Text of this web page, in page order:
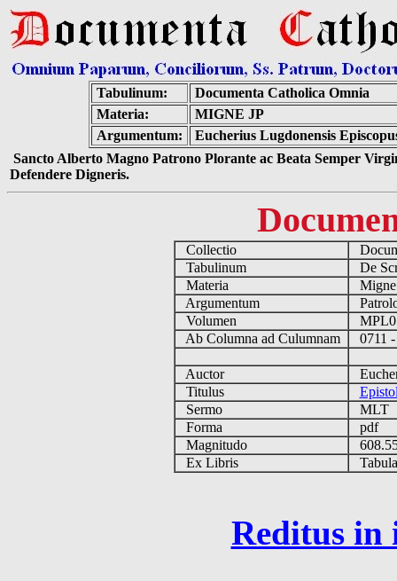
Tabulinum:
Documenta Catholica Omnia
Materia:
MIGNE JP
Argumentum:
Eucherius Lugdonensis
Sancto Alberto Magno Patrono Plorante ac Beata Semper
Defendere Digneris.
Collectio
Tabulinum
De
Materia
Argumentum
Volumen
Ab Columna ad Culumnam
0711
Auctor
Titulus
Sermo
MLT
Forma
pdf
Magnitudo
Ex Libris
Reditus in